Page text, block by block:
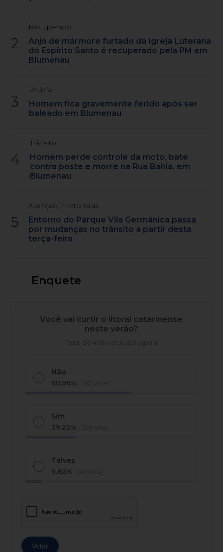
2
Recuperado
Anjo de mármore furtado da Igreja Luterana
do Espírito Santo é recuperado pela PM em
Blumenau
3
Polícia
Homem fica gravemente ferido após ser
baleado em Blumenau
4
Trânsito
Homem perde controle da moto, bate
contra poste e morre na Rua Bahia, em
Blumenau
5
Atenção, motoristas
Entorno do Parque Vila Germânica passa
por mudanças no trânsito a partir desta
terça-feira
Enquete
Você vai curtir o litoral catarinense
neste verão?
Total de 438 votos até agora
Não
60,96% (267 votos)
Sim
29,22% (128 votos)
Talvez
9,82% (43 votos)